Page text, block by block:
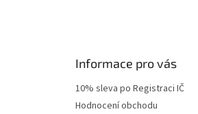
Informace pro vás
10% sleva po Registraci IČ
Hodnocení obchodu